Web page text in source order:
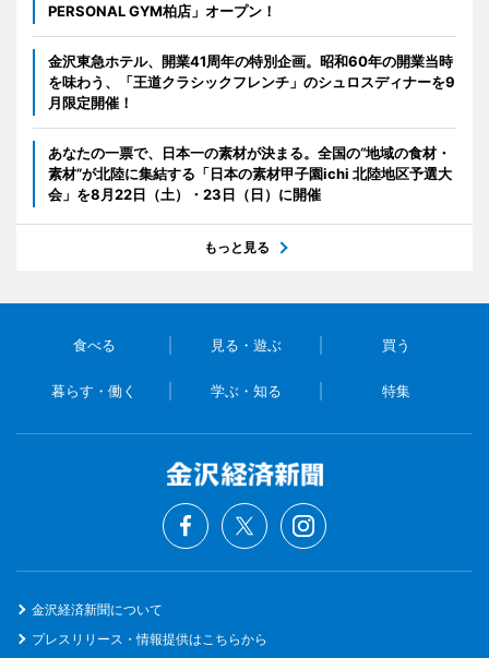
PERSONAL GYM柏店」オープン！
金沢東急ホテル、開業41周年の特別企画。昭和60年の開業当時
を味わう、「王道クラシックフレンチ」のシュロスディナーを9
月限定開催！
あなたの一票で、日本一の素材が決まる。全国の“地域の食材・
素材”が北陸に集結する「日本の素材甲子園ichi 北陸地区予選大
会」を8月22日（土）・23日（日）に開催
もっと見る
食べる 見る・遊ぶ 買う
暮らす・働く 学ぶ・知る 特集
金沢経済新聞について
プレスリリース・情報提供はこちらから